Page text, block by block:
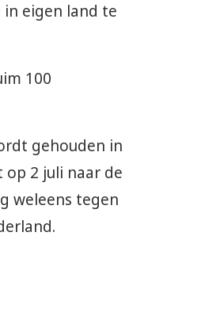
eigen land te
100
gehouden in
op 2 juli naar de
weleens tegen